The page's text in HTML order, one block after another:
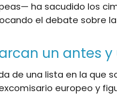
ha sacudido los
el debate sobre la
un antes y
de una lista en la que
europeo y